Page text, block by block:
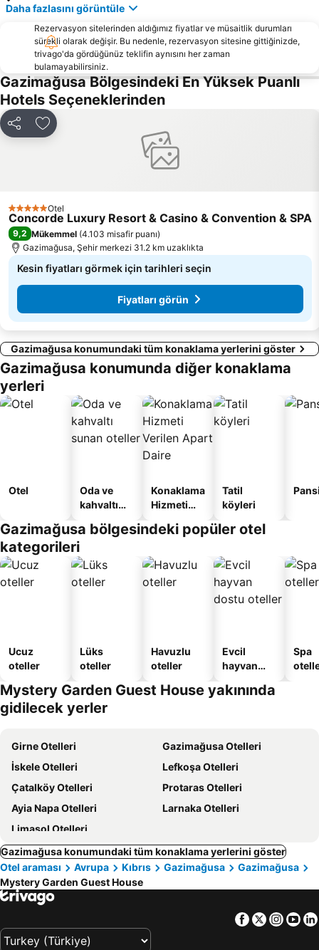
Kermia
Phinikoudes Beach
New Stadium GSZ
Ayia Anna
Louma
Agia Thekla
Kryo Nero
Alaminos
Boxing Day
Daha fazlasını görüntüle
Rezervasyon sitelerinden aldığımız fiyatlar ve müsaitlik durumları
sürekli olarak değişir. Bu nedenle, rezervasyon sitesine gittiğinizde,
trivago'da gördüğünüz teklifin aynısını her zaman
bulamayabilirsiniz.
Gazimağusa Bölgesindeki En Yüksek Puanlı
Hotels Seçeneklerinden
Paylaş Favorilerime ekle
5 Yıldız Otel
Concorde Luxury Resort & Casino & Convention & SPA
9,2 Mükemmel (4.103 misafir puanı)
Gazimağusa, Şehir merkezi 31.2 km uzaklıkta
Kesin fiyatları görmek için tarihleri seçin
Fiyatları görün
Gazimağusa konumundaki tüm konaklama yerlerini göster
Gazimağusa konumunda diğer konaklama
yerleri
Otel
Oda ve
kahvaltı
oteller
Konaklama
Hizmeti
Apart
Tatil
köyleri
Gazimağusa bölgesindeki popüler otel
kategorileri
Ucuz
oteller
Lüks
oteller
Havuzlu
oteller
Evcil
hayvan
oteller
Spa
Mystery Garden Guest House yakınında
gidilecek yerler
Girne Otelleri
Gazimağusa Otelleri
İskele Otelleri
Lefkoşa Otelleri
Çatalköy Otelleri
Protaras Otelleri
Ayia Napa Otelleri
Larnaka Otelleri
Limasol Otelleri
Gazimağusa konumundaki tüm konaklama yerlerini göster
Otel araması
Avrupa Kıbrıs Gazimağusa
Gazimağusa
Mystery Garden Guest House
Facebook
Twitter